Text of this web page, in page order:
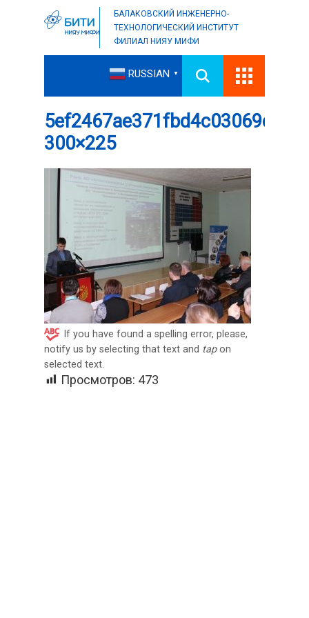
БАЛАКОВСКИЙ ИНЖЕНЕРНО-
ТЕХНОЛОГИЧЕСКИЙ ИНСТИТУТ
ФИЛИАЛ НИЯУ МИФИ
RUSSIAN ▼
300×225
If you have found a spelling error, please,
notify us by selecting that text and tapon
selected text.
Просмотров: 473